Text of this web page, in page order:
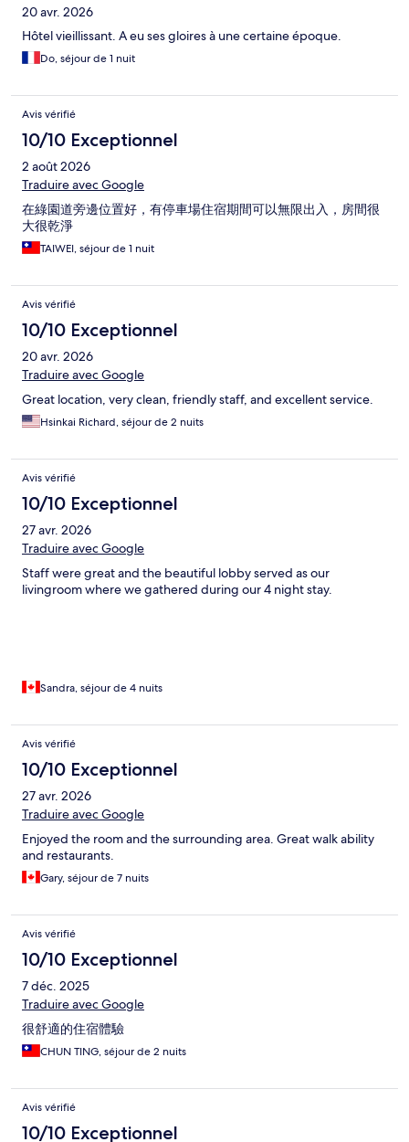
20 avr. 2026
Hôtel vieillissant. A eu ses gloires à une certaine époque.
Do, séjour de 1 nuit
Avis vérifié
10/10 Exceptionnel
2 août 2026
Traduire avec Google
在綠園道旁邊位置好，有停車場住宿期間可以無限出入，房間很
大很乾淨
TAIWEI, séjour de 1 nuit
Avis vérifié
10/10 Exceptionnel
20 avr. 2026
Traduire avec Google
Great location, very clean, friendly staff, and excellent service.
Hsinkai Richard, séjour de 2 nuits
Avis vérifié
10/10 Exceptionnel
27 avr. 2026
Traduire avec Google
Staff were great and the beautiful lobby served as our
livingroom where we gathered during our 4 night stay.
Sandra, séjour de 4 nuits
Avis vérifié
10/10 Exceptionnel
27 avr. 2026
Traduire avec Google
Enjoyed the room and the surrounding area. Great walk ability
and restaurants.
Gary, séjour de 7 nuits
Avis vérifié
10/10 Exceptionnel
7 déc. 2025
Traduire avec Google
很舒適的住宿體驗
CHUN TING, séjour de 2 nuits
Avis vérifié
10/10 Exceptionnel